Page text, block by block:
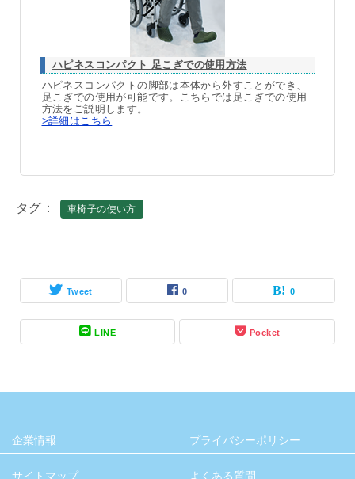
ハピネスコンパクト 足こぎでの使用方法
ハピネスコンパクトの脚部は本体から外すことができ、
足こぎでの使用が可能です。こちらでは足こぎでの使用
方法をご説明します。
>詳細はこちら
タグ 車椅子の使い方
Tweet 0 0
LINE Pocket
企業情報 プライバシーポリシー
サイトマップ よくある質問